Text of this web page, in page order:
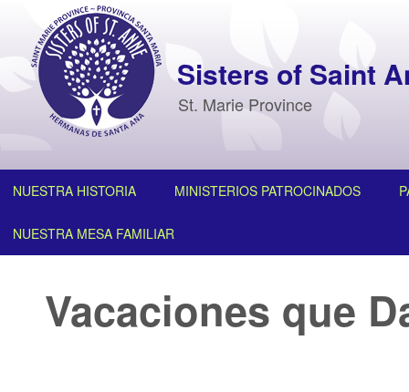
Sisters of Saint
St. Marie Province
NUESTRA HISTORIA MINISTERIOS PATROCINADOS
NUESTRA MESA FAMILIAR
Vacaciones que